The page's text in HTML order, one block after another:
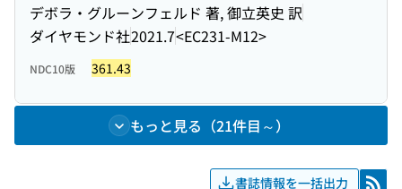
デボラ・グルーンフェルド 著, 御立英史 訳
ダイヤモンド社2021.7<EC231-M12>
NDC10版 361.43
もっと見る（21件目～）
書誌情報を一括出力